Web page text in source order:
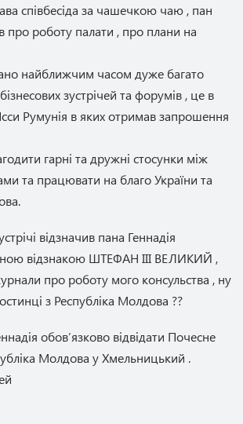
співбесіда за чашечкою чаю , пан
про роботу палати , про плани на
найближчим часом дуже багато
зустрічей та форумів , це в
Румунія в яких отримав запрошення
гарні та дружні стосунки між
та працювати на благо України та
відзначив пана Геннадія
відзнакою ШТЕФАН ІІІ ВЕЛИКИЙ ,
про роботу мого консульства , ну
з Республіка Молдова ??
обовʼязково відвідати Почесне
Молдова у Хмельницький .